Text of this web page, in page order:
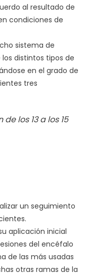
al resultado de
condiciones de
sistema de
distintos tipos de
en el grado de
tres
los 13 a los 15
un seguimiento
aplicación inicial
del encéfalo
de las más usadas
otras ramas de la